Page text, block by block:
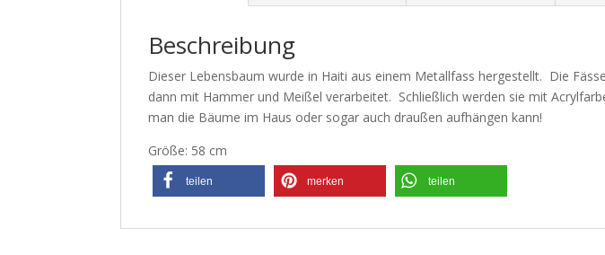
Beschreibung
Dieser Lebensbaum wurde in Haiti aus einem Metallfass hergestellt. Die
dann mit Hammer und Meißel verarbeitet. Schließlich werden sie mit
man die Bäume im Haus oder sogar auch draußen aufhängen kann!
Größe: 58 cm
teilen merken teilen